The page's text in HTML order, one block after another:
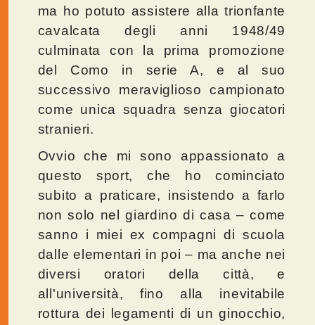
ma ho potuto assistere alla trionfante
cavalcata degli anni 1948/49
culminata con la prima promozione
del Como in serie A, e al suo
successivo meraviglioso campionato
come unica squadra senza giocatori
stranieri.
Ovvio che mi sono appassionato a
questo sport, che ho cominciato
subito a praticare, insistendo a farlo
non solo nel giardino di casa – come
sanno i miei ex compagni di scuola
dalle elementari in poi – ma anche nei
diversi oratori della città, e
all'università, fino alla inevitabile
rottura dei legamenti di un ginocchio,